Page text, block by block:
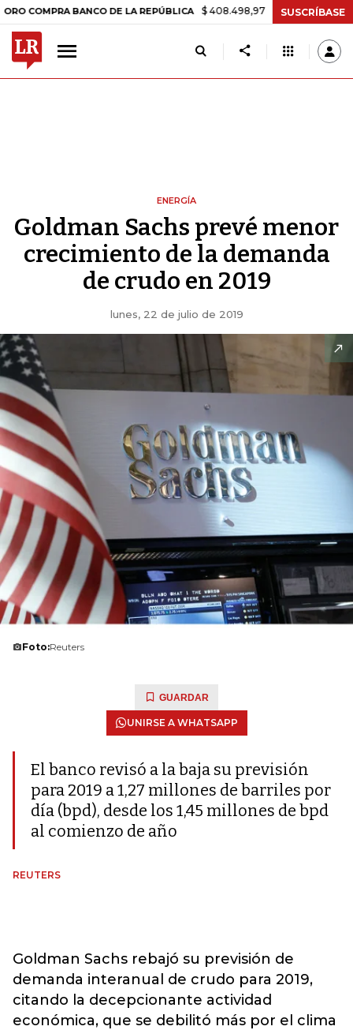
BANCO DE LA REPÚBLICA $ 408.498,97 +$ 8.753,81 +2,19%
SUSCRÍBASE
ENERGÍA
Goldman Sachs prevé menor
crecimiento de la demanda
de crudo en 2019
lunes, 22 de julio de 2019
Foto:Reuters
GUARDAR
UNIRSE A WHATSAPP
El banco revisó a la baja su previsión
para 2019 a 1,27 millones de barriles por
día (bpd), desde los 1,45 millones de bpd
al comienzo de año
REUTERS
Goldman Sachs rebajó su previsión de
demanda interanual de crudo para 2019,
citando la decepcionante actividad
económica, que se debilitó más por el clima